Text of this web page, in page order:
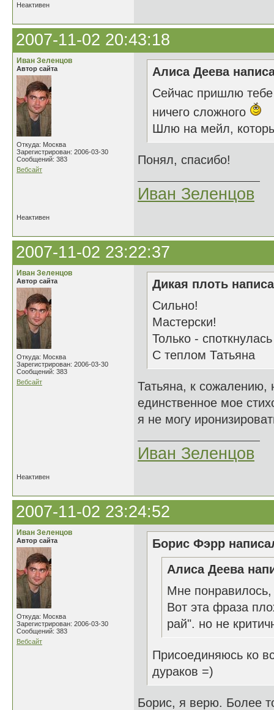
Неактивен
2007-11-02 20:43:18
Иван Зеленцов
Автор сайта
Откуда: Москва
Зарегистрирован: 2006-03-30
Сообщений: 383
Вебсайт
Алиса Деева
Сейчас пришлю
ничего сложного
Шлю на мейл,
Понял, спасибо!
Иван Зеленцов
Неактивен
2007-11-02 23:22:37
Иван Зеленцов
Автор сайта
Откуда: Москва
Зарегистрирован: 2006-03-30
Сообщений: 383
Вебсайт
Дикая плоть
Сильно!
Мастерски!
Только -
С теплом Татьяна
Татьяна, к сожалению,
единственное мое
я не могу
Иван Зеленцов
Неактивен
2007-11-02 23:24:52
Иван Зеленцов
Автор сайта
Откуда: Москва
Зарегистрирован: 2006-03-30
Сообщений: 383
Вебсайт
Борис Фэрр
Алиса Деева
Мне
Вот эта фраза
рай". но не
Присоединяюсь ко
дураков =)
Борис, я верю. Более